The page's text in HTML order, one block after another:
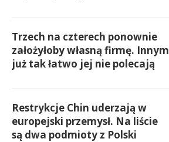
Trzech na czterech ponownie
założyłoby własną firmę. Innym
już tak łatwo jej nie polecają
Restrykcje Chin uderzają w
europejski przemysł. Na liście
są dwa podmioty z Polski